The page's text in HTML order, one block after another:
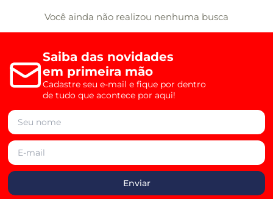
Você ainda não realizou nenhuma busca
Saiba das novidades
em primeira mão
Cadastre seu e-mail e fique por dentro
de tudo que acontece por aqui!